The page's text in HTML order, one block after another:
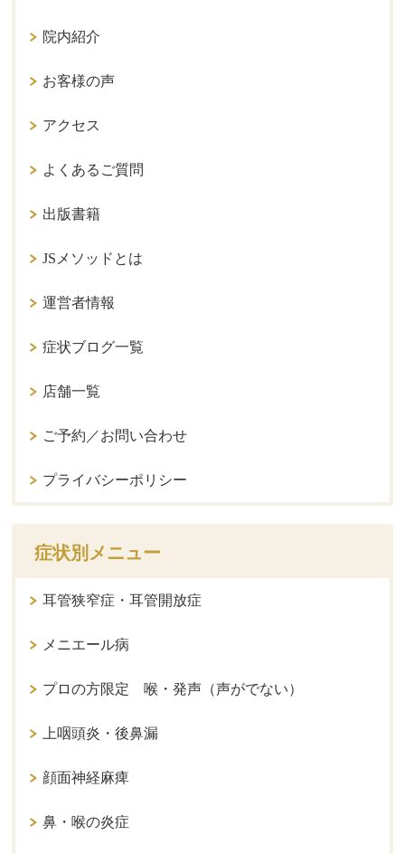
院内紹介
お客様の声
アクセス
よくあるご質問
出版書籍
JSメソッドとは
運営者情報
症状ブログ一覧
店舗一覧
ご予約／お問い合わせ
プライバシーポリシー
症状別メニュー
耳管狭窄症・耳管開放症
メニエール病
プロの方限定 喉・発声（声がでない）
上咽頭炎・後鼻漏
顔面神経麻痺
鼻・喉の炎症